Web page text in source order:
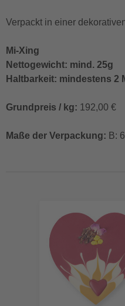
Verpackt in einer
Mi-Xing
Nettogewicht: mind. 25g
Haltbarkeit: mindestens 2
Grundpreis / kg: 192,00 €
Maße der Verpackung: B: